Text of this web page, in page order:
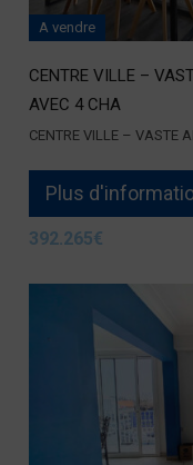
A vendre
CENTRE VILLE –
AVEC 4 CHA
CENTRE VILLE – VASTE
Plus
392.265€